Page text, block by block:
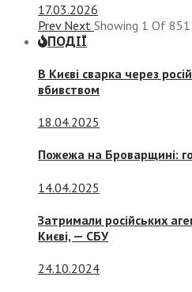
17.03.2026
Prev Next Showing 1 Of 851
ПОДІЇ
В Києві сварка через
вбивством
18.04.2025
Пожежа на Броварщині:
14.04.2025
Затримали російських
Києві, — СБУ
24.10.2024